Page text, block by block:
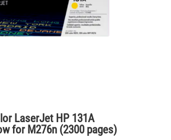
LaserJet HP 131A
for M276n (2300 pages)